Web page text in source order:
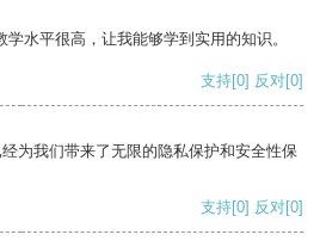
水平很高，让我能够学到实用的知识。
支持[0] 反对[0]
为我们带来了无限的隐私保护和安全性保
支持[0] 反对[0]